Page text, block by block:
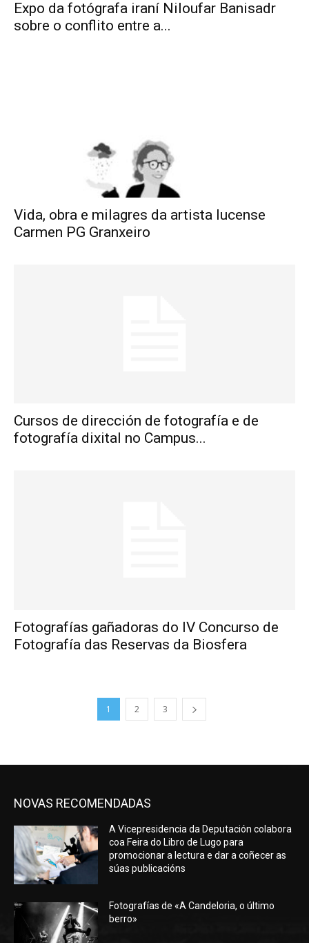
Expo da fotógrafa iraní Niloufar Banisadr
sobre o conflito entre a...
Vida, obra e milagres da artista lucense
Carmen PG Granxeiro
Cursos de dirección de fotografía e de
fotografía dixital no Campus...
Fotografías gañadoras do IV Concurso de
Fotografía das Reservas da Biosfera
1 2 3
NOVAS RECOMENDADAS
A Vicepresidencia da Deputación colabora
coa Feira do Libro de Lugo para
promocionar a lectura e dar a coñecer as
súas publicacións
Fotografías de «A Candeloria, o último
berro»